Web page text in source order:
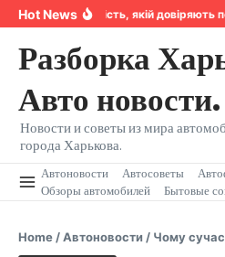
Перейти к содержанию
Hot NewsНадійність, якій довіряють
Разборка
Авто новости.
Новости и советы из мира
города Харькова.
Автоновости Автосоветы
Обзоры автомобилей
Бытовые
Home /Автоновости / Чому